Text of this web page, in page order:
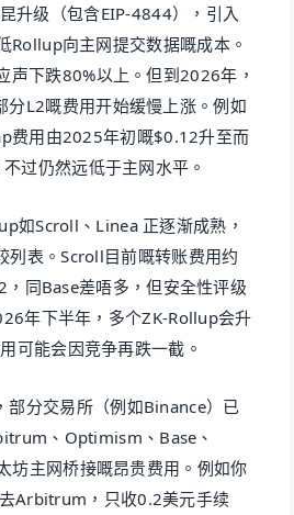
升级（包含EIP-4844），引入
Rollup向主网提交数据嘅成本。
声下跌80%以上。但到2026年，
分L2嘅费用开始缓慢上涨。例如
费用由2025年初嘅$0.12升至而
过仍然远低于主网水平。
如Scroll、Linea 正逐渐成熟，
列表。Scroll目前嘅转账费用约
同Base差唔多，但安全性评级
年下半年，多个ZK-Rollup会升
可能会因竞争再跌一截。
部分交易所（例如Binance）已
、Optimism、Base、
坊主网桥接嘅昂贵费用。例如你
Arbitrum，只收0.2美元手续